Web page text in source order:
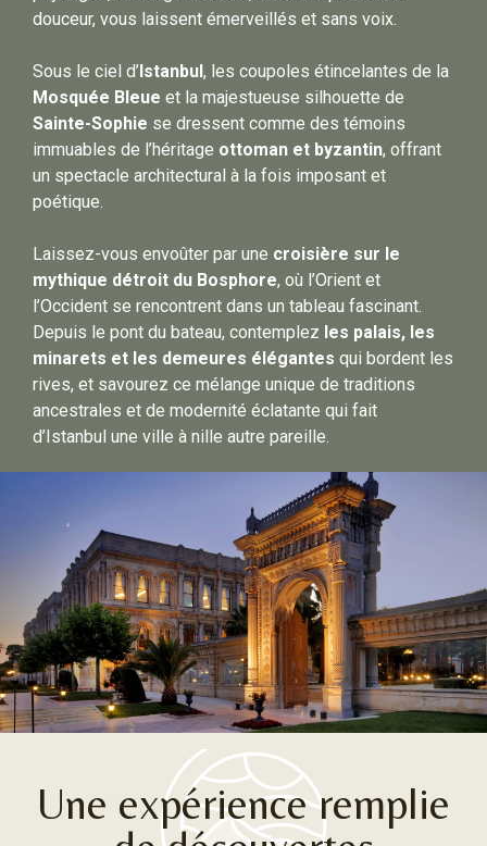
douceur, vous laissent émerveillés et sans voix.
Sous le ciel d’Istanbul, les coupoles étincelantes de la
Mosquée Bleue et la majestueuse silhouette de
Sainte-Sophie se dressent comme des témoins
immuables de l’héritage ottoman et byzantin, offrant
un spectacle architectural à la fois imposant et
poétique.
Laissez-vous envoûter par une croisière sur le
mythique détroit du Bosphore, où l’Orient et
l’Occident se rencontrent dans un tableau fascinant.
Depuis le pont du bateau, contemplez les palais, les
minarets et les demeures élégantes qui bordent les
rives, et savourez ce mélange unique de traditions
ancestrales et de modernité éclatante qui fait
d’Istanbul une ville à nille autre pareille.
Une expérience remplie